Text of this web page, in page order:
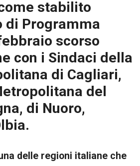
stabilito
di Programma
scorso
con i Sindaci della
di Cagliari,
del
di Nuoro,
delle regioni italiane che